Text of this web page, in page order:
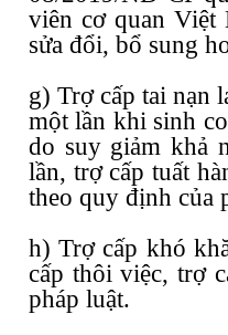
viên cơ quan Việt
sửa đổi, bổ sung
g) Trợ cấp tai nạn
một lần khi sinh
do suy giảm khả
lần, trợ cấp tuất
theo quy định của
h) Trợ cấp khó
cấp thôi việc, trợ
pháp luật.